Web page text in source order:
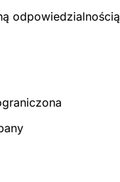
odpowiedzialnością